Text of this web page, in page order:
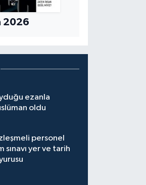
2026
ezanla
oldu
personel
sınavı yer ve tarih